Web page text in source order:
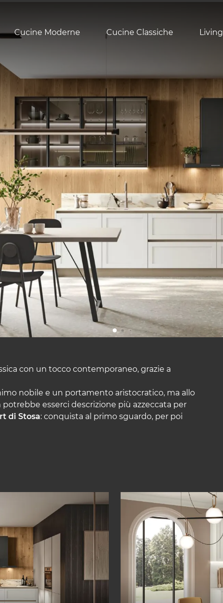
Cucine Moderne Cucine Classiche Living
con un tocco contemporaneo, grazie a
nobile e un portamento aristocratico, ma allo
esserci descrizione più azzeccata per
di Stosa: conquista al primo sguardo, per poi